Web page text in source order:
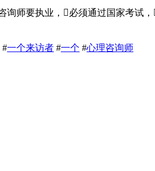
询师要执业，必须通过国家考试
#一个来访者 #一个 #心理咨询师